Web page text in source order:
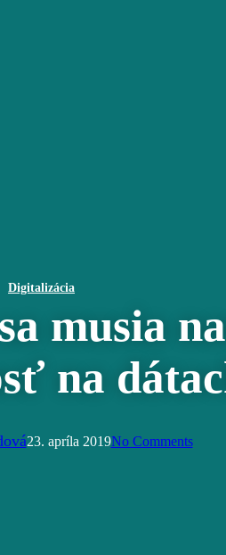
Digitalizácia
musia
na
23. apríla 2019No Comments